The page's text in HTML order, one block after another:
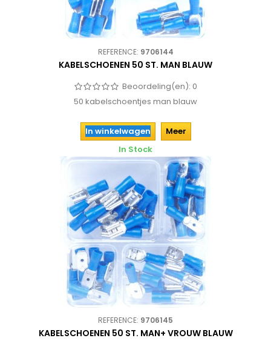
REFERENCE: 9706144
KABELSCHOENEN 50 ST. MAN BLAUW
Beoordeling(en): 0
50 kabelschoentjes man blauw
In winkelwagen
Meer
In Stock
REFERENCE: 9706145
KABELSCHOENEN 50 ST. MAN+ VROUW BLAUW